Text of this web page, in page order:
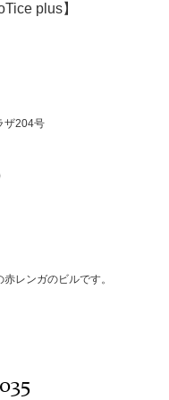
plus】
ザ204号
レンガのビルです。